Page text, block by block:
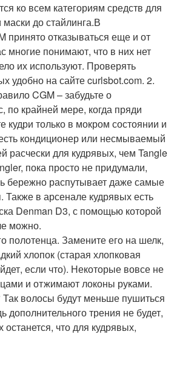
ко всем категориям средств для
до стайлинга.В
принято отказываться еще и от
многие понимают, что в них нет
их используют. Проверять
удобно на сайте curlsbot.com. 2.
CGM – забудьте о
по крайней мере, когда пряди
кудри только в мокром состоянии и
кондиционер или несмываемый
расчески для кудрявых, чем Tangle
пока просто не придумали,
бережно распутывает даже самые
Также в арсенале кудрявых есть
Denman D3, с помощью которой
можно.
полотенца. Замените его на шелк,
хлопок (старая хлопковая
если что). Некоторые вовсе не
и отжимают локоны руками.
волосы будут меньше пушиться
дополнительного трения не будет,
что для кудрявых,